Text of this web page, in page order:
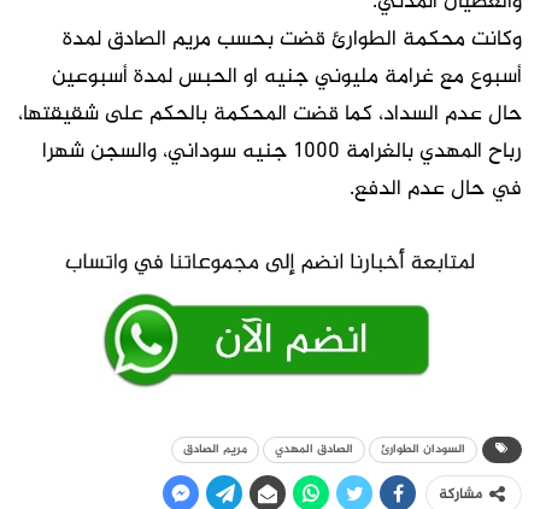
وكانت محكمة الطوارئ قضت بحسب مريم الصادق لمدة
أسبوع مع غرامة مليوني جنيه او الحبس لمدة أسبوعين
حال عدم السداد، كما قضت المحكمة بالحكم على شقيقتها،
رباح المهدي بالغرامة 1000 جنيه سوداني، والسجن شهرا
في حال عدم الدفع.
السودان الطوارئ الصادق المهدي مريم الصادق
مشاركة